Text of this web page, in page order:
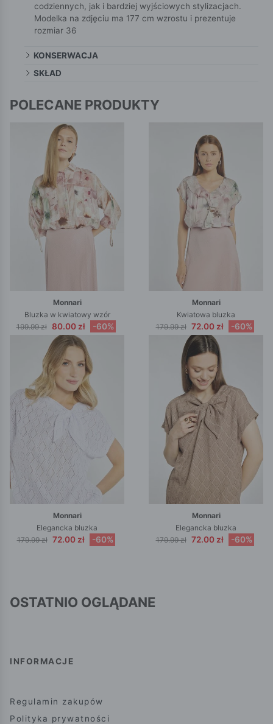
codziennych, jak i bardziej wyjściowych stylizacjach.
Modelka na zdjęciu ma 177 cm wzrostu i prezentuje
rozmiar 36
KONSERWACJA
SKŁAD
POLECANE PRODUKTY
Monnari
Bluzka w kwiatowy wzór
199.99 zł 80.00 zł -60%
Monnari
Kwiatowa bluzka
179.99 zł 72.00 zł -60%
Monnari
Elegancka bluzka
179.99 zł 72.00 zł -60%
Monnari
Elegancka bluzka
179.99 zł 72.00 zł -60%
OSTATNIO OGLĄDANE
INFORMACJE
Regulamin zakupów
Polityka prywatności